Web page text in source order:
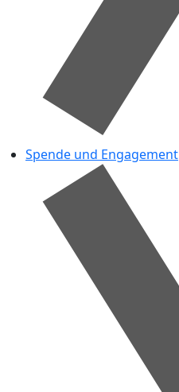
Spende und Engagement